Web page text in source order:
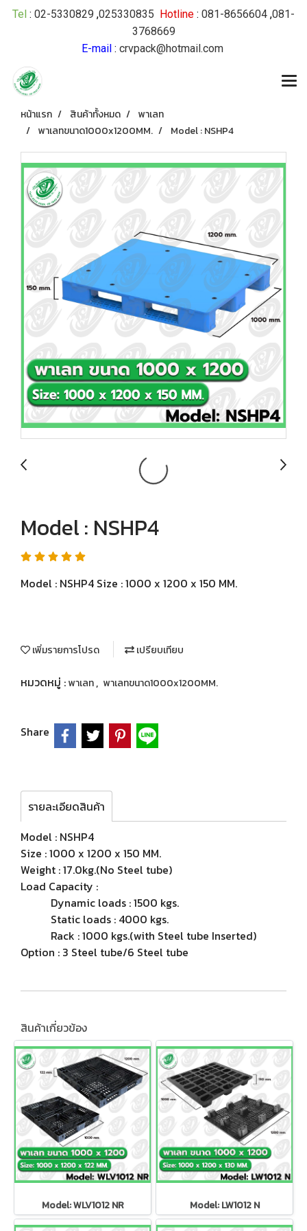
Tel : 02-5330829 ,025330835 Hotline : 081-8656604 ,081-
3768669
E-mail: crvpack@hotmail.com
หน้าแรก สินค้าทั้งหมด
พาเลท
พาเลทขนาด1000x1200MM.
Model : NSHP4
Model : NSHP4
Model : NSHP4 Size : 1000 x 1200 x 150 MM.
เพิ่มรายการโปรด เปรียบเทียบ
หมวดหมู่ :พาเลท, พาเลทขนาด1000x1200MM.
Share
รายละเอียดสินค้า
Model : NSHP4
Size : 1000 x 1200 x 150 MM.
Weight : 17.0kg.(No Steel tube)
Load Capacity :
Dynamic loads : 1500 kgs.
Static loads : 4000 kgs.
Rack : 1000 kgs.(with Steel tube Inserted)
Option : 3 Steel tube/6 Steel tube
สินค้าเกี่ยวข้อง
Model: WLV1012 NR Model: LW1012 N